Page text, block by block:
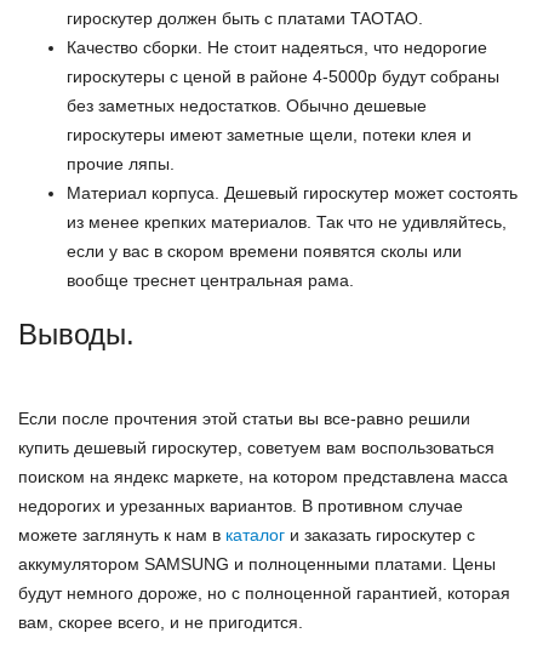
гироскутер должен быть с платами TAOTAO.
Качество сборки. Не стоит надеяться, что недорогие
гироскутеры с ценой в районе 4-5000р будут собраны
без заметных недостатков. Обычно дешевые
гироскутеры имеют заметные щели, потеки клея и
прочие ляпы.
Материал корпуса. Дешевый гироскутер может состоять
из менее крепких материалов. Так что не удивляйтесь,
если у вас в скором времени появятся сколы или
вообще треснет центральная рама.
Выводы.
Если после прочтения этой статьи вы все-равно решили
купить дешевый гироскутер, советуем вам воспользоваться
поиском на яндекс маркете, на котором представлена масса
недорогих и урезанных вариантов. В противном случае
можете заглянуть к нам в каталог и заказать гироскутер с
аккумулятором SAMSUNG и полноценными платами. Цены
будут немного дороже, но с полноценной гарантией, которая
вам, скорее всего, и не пригодится.